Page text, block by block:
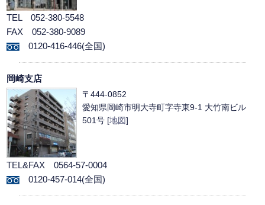
TEL 052-380-5548
FAX 052-380-9089
0120-416-446(全国)
岡崎支店
〒444-0852
愛知県岡崎市明大寺町字寺東9-1 大竹南ビル
501号 [地図]
TEL&FAX 0564-57-0004
0120-457-014(全国)